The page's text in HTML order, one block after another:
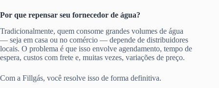
Por que repensar seu fornecedor de água?
Tradicionalmente, quem consome grandes volumes de água
— seja em casa ou no comércio — depende de distribuidores
locais. O problema é que isso envolve agendamento, tempo de
espera, custos com frete e, muitas vezes, variações de preço.
Com a Fillgás, você resolve isso de forma definitiva.